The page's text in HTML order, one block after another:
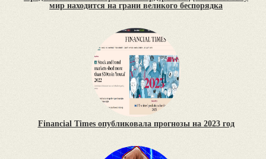
мир находится на грани великого беспорядка
Financial Times опубликовала прогнозы на 2023 год